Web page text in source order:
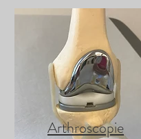
Arthroscopie